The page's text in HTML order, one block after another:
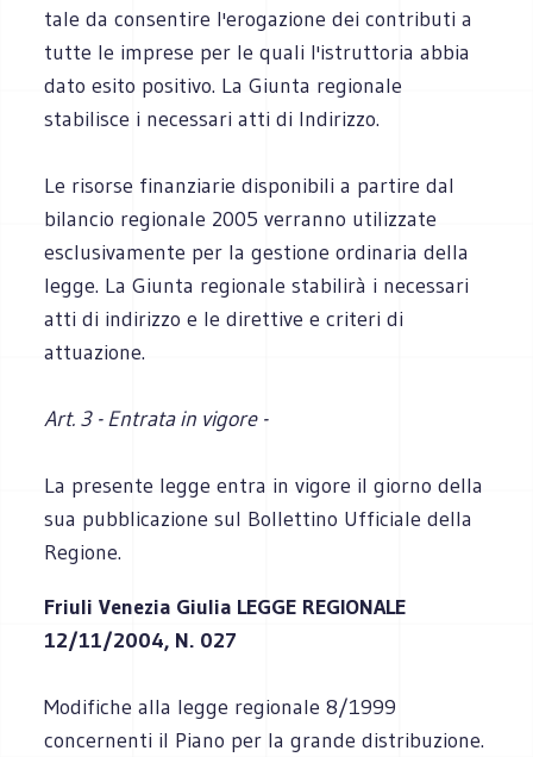
tale da consentire l'erogazione dei contributi a
tutte le imprese per le quali l'istruttoria abbia
dato esito positivo. La Giunta regionale
stabilisce i necessari atti di Indirizzo.
Le risorse finanziarie disponibili a partire dal
bilancio regionale 2005 verranno utilizzate
esclusivamente per la gestione ordinaria della
legge. La Giunta regionale stabilirà i necessari
atti di indirizzo e le direttive e criteri di
attuazione.
Art. 3 - Entrata in vigore -
La presente legge entra in vigore il giorno della
sua pubblicazione sul Bollettino Ufficiale della
Regione.
Friuli Venezia Giulia LEGGE REGIONALE
12/11/2004, N. 027
Modifiche alla legge regionale 8/1999
concernenti il Piano per la grande distribuzione.